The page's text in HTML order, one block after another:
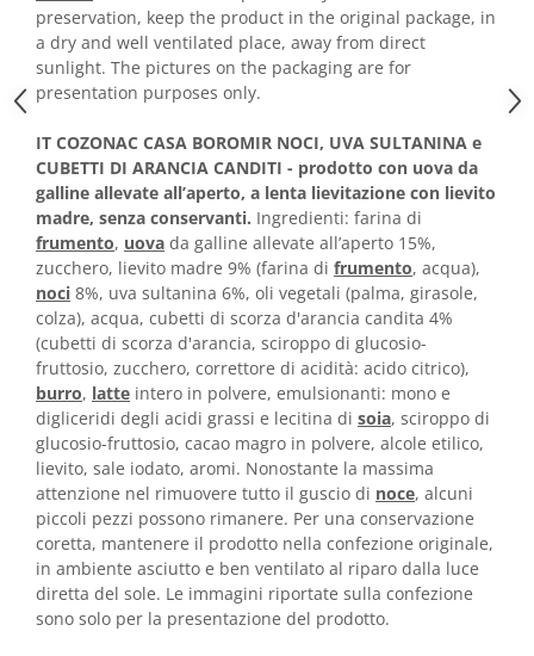
Faina Profesionala
Fursecuri vrac
Congelate brutarie
Pachete Cadou
Cozonac Wine Collection
Vinuri Casa Isarescu
Accesorii Boromir
Dulciurile Feleacul
Glucoza
Halva
Nuga
Rahat
preservation, keep the product in the original package, in
a dry and well ventilated place, away from direct
sunlight. The pictures on the packaging are for
presentation purposes only.
IT COZONAC CASA BOROMIR NOCI, UVA SULTANINA e
CUBETTI DI ARANCIA CANDITI - prodotto con uova da
galline allevate all’aperto, a lenta lievitazione con lievito
madre, senza conservanti. Ingredienti: farina di
frumento, uova da galline allevate all’aperto 15%,
zucchero, lievito madre 9% (farina di frumento, acqua),
noci 8%, uva sultanina 6%, oli vegetali (palma, girasole,
colza), acqua, cubetti di scorza d'arancia candita 4%
(cubetti di scorza d'arancia, sciroppo di glucosio-
fruttosio, zucchero, correttore di acidità: acido citrico),
burro, latte intero in polvere, emulsionanti: mono e
digliceridi degli acidi grassi e lecitina di soia, sciroppo di
glucosio-fruttosio, cacao magro in polvere, alcole etilico,
lievito, sale iodato, aromi. Nonostante la massima
attenzione nel rimuovere tutto il guscio di noce, alcuni
piccoli pezzi possono rimanere. Per una conservazione
coretta, mantenere il prodotto nella confezione originale,
in ambiente asciutto e ben ventilato al riparo dalla luce
diretta del sole. Le immagini riportate sulla confezione
sono solo per la presentazione del prodotto.